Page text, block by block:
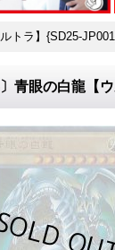
トラ】{SD25-
〕青眼の白龍【